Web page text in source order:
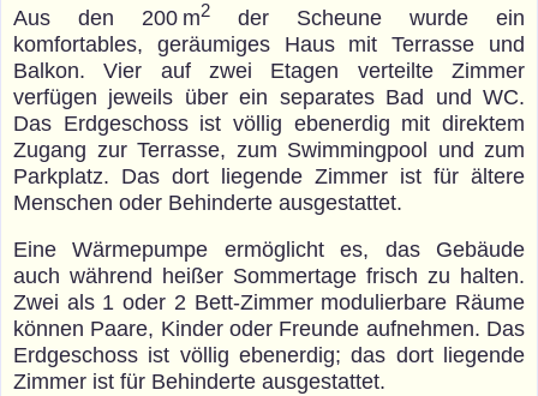
Aus den 200 m2
der Scheune wurde ein
komfortables, geräumiges Haus mit Terrasse und
Balkon. Vier auf zwei Etagen verteilte Zimmer
verfügen jeweils über ein separates Bad und WC.
Das Erdgeschoss ist völlig ebenerdig mit direktem
Zugang zur Terrasse, zum Swimmingpool und zum
Parkplatz. Das dort liegende Zimmer ist für ältere
Menschen oder Behinderte ausgestattet.
Eine Wärmepumpe ermöglicht es, das Gebäude
auch während heißer Sommertage frisch zu halten.
Zwei als 1 oder 2 Bett-Zimmer modulierbare Räume
können Paare, Kinder oder Freunde aufnehmen. Das
Erdgeschoss ist völlig ebenerdig; das dort liegende
Zimmer ist für Behinderte ausgestattet.